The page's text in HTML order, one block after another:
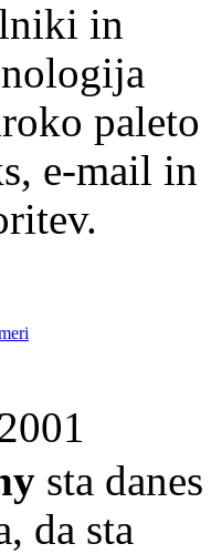
in
paleto
e-mail in
sta danes
da sta